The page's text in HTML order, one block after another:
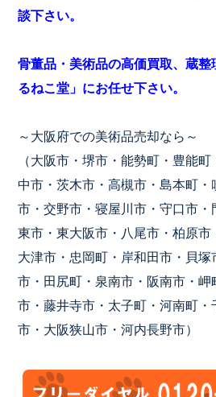
談下さい。
骨董品・美術品の高価買取、蔵
るねこ堂」にお任せ下さい。
～大阪府での美術品売却なら～
（大阪市・堺市・能勢町・豊能
中市・茨木市・高槻市・島本町
市・交野市・寝屋川市・守口市・
東市・東大阪市・八尾市・柏原市
大津市・忠岡町・岸和田市・貝塚
市・田尻町・泉南市・阪南市・岬
市・藤井寺市・太子町・河南町
市・大阪狭山市・河内長野市）